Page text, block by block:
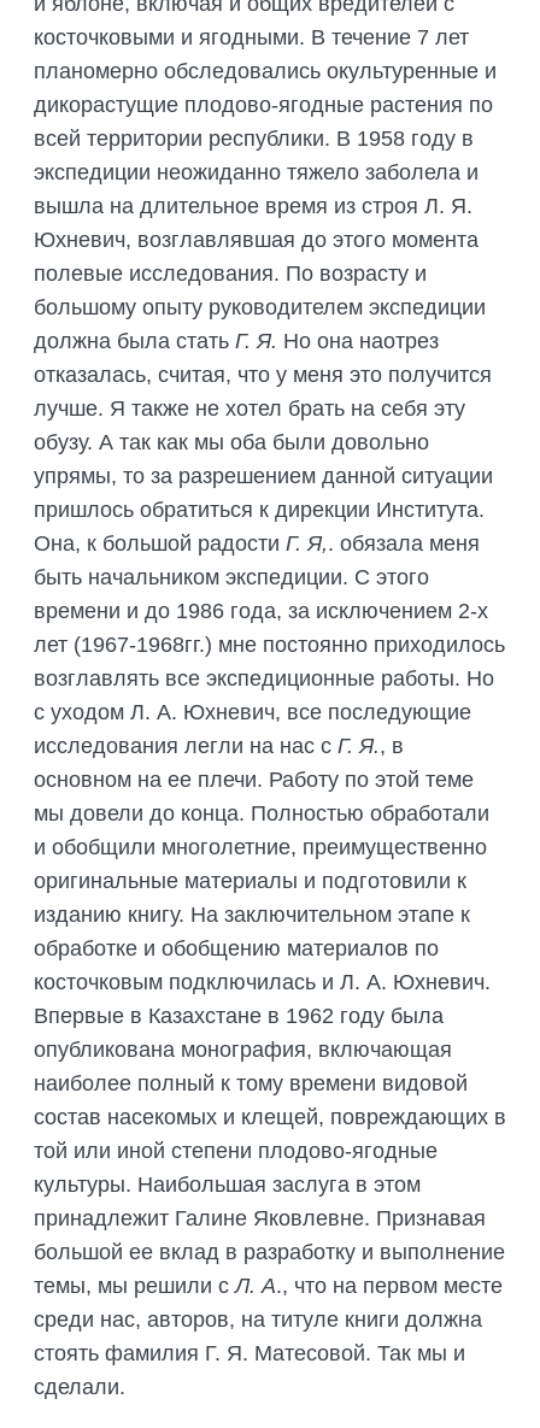
косточковыми и ягодными. В течение 7 лет
планомерно обследовались окультуренные и
дикорастущие плодово-ягодные растения по
всей территории республики. В 1958 году в
экспедиции неожиданно тяжело заболела и
вышла на длительное время из строя Л. Я.
Юхневич, возглавлявшая до этого момента
полевые исследования. По возрасту и
большому опыту руководителем экспедиции
должна была стать Г. Я. Но она наотрез
отказалась, считая, что у меня это получится
лучше. Я также не хотел брать на себя эту
обузу. А так как мы оба были довольно
упрямы, то за разрешением данной ситуации
пришлось обратиться к дирекции Института.
Она, к большой радости Г. Я,. обязала меня
быть начальником экспедиции. С этого
времени и до 1986 года, за исключением 2-х
лет (1967-1968гг.) мне постоянно приходилось
возглавлять все экспедиционные работы. Но
с уходом Л. А. Юхневич, все последующие
исследования легли на нас с Г. Я., в
основном на ее плечи. Работу по этой теме
мы довели до конца. Полностью обработали
и обобщили многолетние, преимущественно
оригинальные материалы и подготовили к
изданию книгу. На заключительном этапе к
обработке и обобщению материалов по
косточковым подключилась и Л. А. Юхневич.
Впервые в Казахстане в 1962 году была
опубликована монография, включающая
наиболее полный к тому времени видовой
состав насекомых и клещей, повреждающих в
той или иной степени плодово-ягодные
культуры. Наибольшая заслуга в этом
принадлежит Галине Яковлевне. Признавая
большой ее вклад в разработку и выполнение
темы, мы решили сЛ. А., что на первом месте
среди нас, авторов, на титуле книги должна
стоять фамилия Г. Я. Матесовой. Так мы и
сделали.